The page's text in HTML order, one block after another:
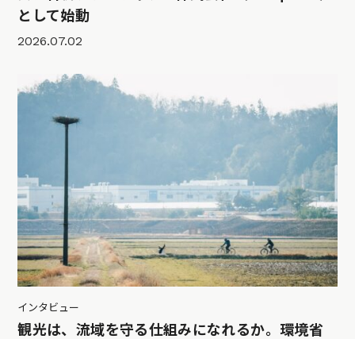
として始動
2026.07.02
インタビュー
観光は、流域を守る仕組みになれるか。環境省